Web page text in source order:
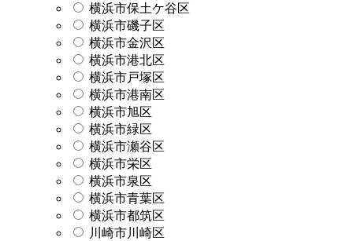
横浜市保土ケ谷区
横浜市磯子区
横浜市金沢区
横浜市港北区
横浜市戸塚区
横浜市港南区
横浜市旭区
横浜市緑区
横浜市瀬谷区
横浜市栄区
横浜市泉区
横浜市青葉区
横浜市都筑区
川崎市川崎区